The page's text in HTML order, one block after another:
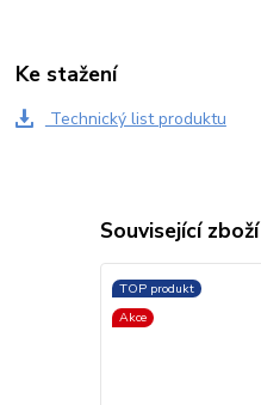
Ke stažení
Technický list produktu
Související zboží
TOP produkt
Akce